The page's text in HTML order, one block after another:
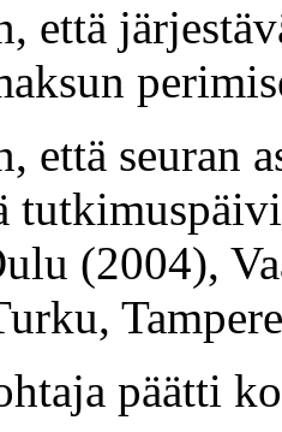
että
että seuran
(2004),
päätti